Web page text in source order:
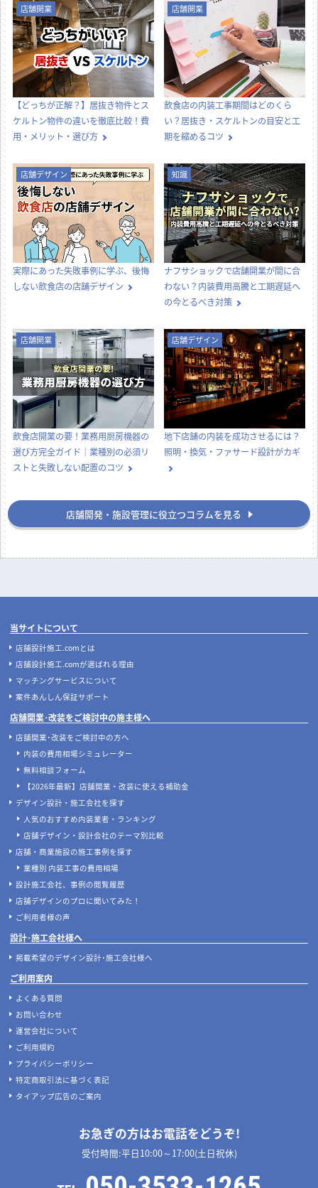
店舗開業
【どっちが正解？】居抜き物件とス
ケルトン物件の違いを徹底比較！費
用・メリット・選び方
店舗開業
飲食店の内装工事期間はどのくら
い？居抜き・スケルトンの目安と工
期を縮めるコツ
店舗デザイン
実際にあった失敗事例に学ぶ、後悔
しない飲食店の店舗デザイン
知識
ナフサショックで店舗開業が間に合
わない？内装費用高騰と工期遅延へ
の今とるべき対策
店舗開業
飲食店開業の要！業務用厨房機器の
選び方完全ガイド｜業種別の必須リ
ストと失敗しない配置のコツ
店舗デザイン
地下店舗の内装を成功させるには？
照明・換気・ファサード設計がカギ
店舗開発・施設管理に役立つコラムを見る
当サイトについて
店舗設計施工.comとは
店舗設計施工.comが選ばれる理由
マッチングサービスについて
案件あんしん保証サポート
店舗開業･改装をご検討中の施主様へ
店舗開業･改装をご検討中の方へ
内装の費用相場シミュレーター
無料相談フォーム
【2026年最新】店舗開業・改装に使える補助金
デザイン設計・施工会社を探す
人気のおすすめ内装業者・ランキング
店舗デザイン・設計会社のテーマ別比較
店舗・商業施設の施工事例を探す
業種別 内装工事の費用相場
設計施工会社、事例の閲覧履歴
店舗デザインのプロに聞いてみた！
ご利用者様の声
設計･施工会社様へ
掲載希望のデザイン設計･施工会社様へ
ご利用案内
よくある質問
お問い合わせ
運営会社について
ご利用規約
プライバシーポリシー
特定商取引法に基づく表記
タイアップ広告のご案内
お急ぎの方はお電話をどうぞ!
受付時間:平日10:00～17:00(土日祝休)